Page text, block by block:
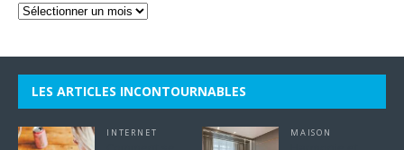
LES ARTICLES INCONTOURNABLES
INTERNET MAISON